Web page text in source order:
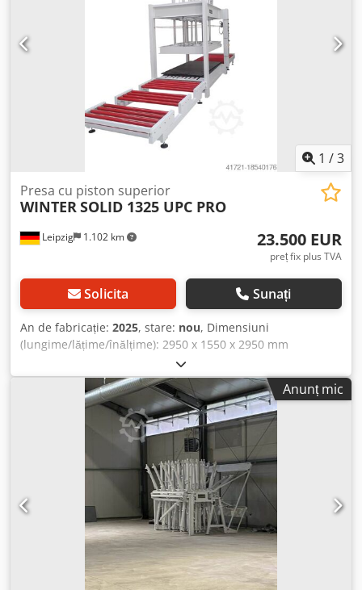
sincronizată a mesei de presiune - Cablu de siguranță -
Dimensiuni: 3750 x 1650 x 1970 mm - Greutate: 5000 kg
1 /3
Leipzig 1.102 km
Presa cu piston superior
WINTERSOLID 1325 UPC PRO
23.500 EUR
preț fix plus TVA
Solicita Sunați
An de fabricație: 2025, stare: nou, Dimensiuni
(lungime/lățime/înălțime): 2950 x 1550 x 2950 mm
Greutate: 4000 kg Necesar total de putere: 1,6 kW Presă cu
piston superior SOLID 1325 UPC PRO - Dimensiune masă:
1300 x 2500 mm - Presiune totală de presare: 80 tone - 6
cilindri hidraulici Ø 80 mm - Cursă piston: 600 mm
Dwedpfx Adsvz Hyuehoa - Deschidere maximă: 1300 mm -
Pompă hidraulică: 1,5 kW - Manometru de presiune cu
indicator pentru valoarea setată și valoarea actuală -
Presiunea de presare aplicată de sus în jos - Comutator de
siguranță cu acționare bimanuală, conform CE - Cablu de
siguranță, conform CE - Include masă cu role de intrare și
ieșire - Lungime totală cu masă cu role de intrare și ieșire:
5700 mm - Dimensiuni: L=2950 mm, l=1550 mm, h=2950
mm - Greutate: 4000 kg
Anunț mic